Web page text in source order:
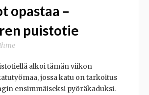
opastaa –
puistotie
alkoi tämän viikon
jossa katu on tarkoitus
ensimmäiseksi pyöräkaduksi.